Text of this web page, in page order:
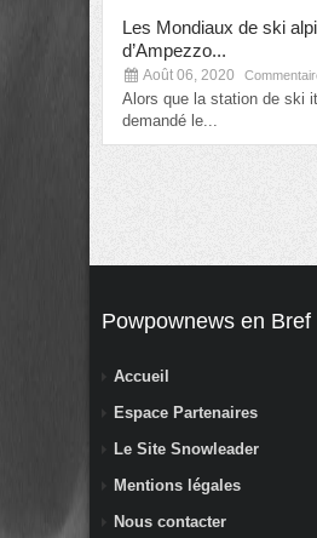
Les Mondiaux de ski
d’Ampezzo...
Août 06, 2020
Alors que la station de ski
demandé le...
Powpownews en Bref
Accueil
Espace Partenaires
Le Site Snowleader
Mentions légales
Nous contacter